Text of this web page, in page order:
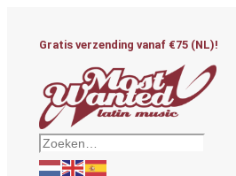
Gratis verzending vanaf €75 (NL)!
Zoeken